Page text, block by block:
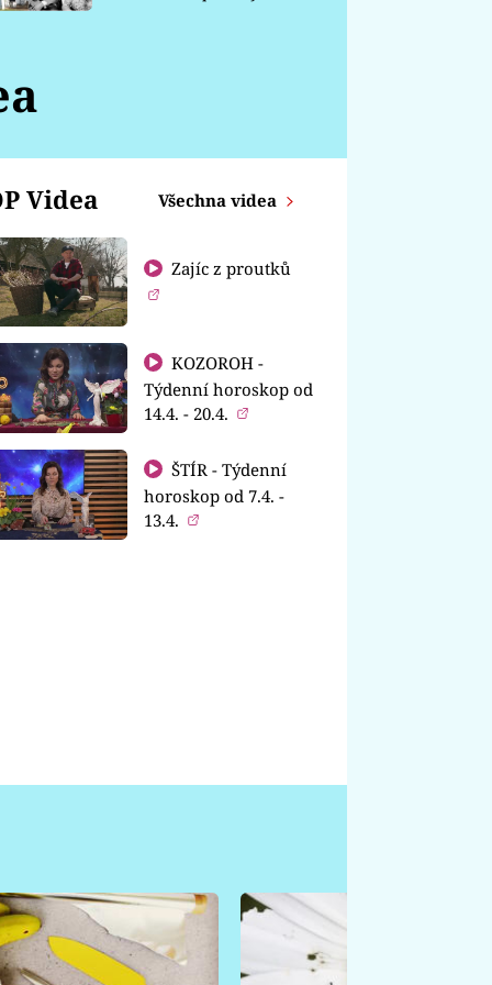
Videa Všechna videa
Zajíc z proutků
KOZOROH -
Týdenní horoskop od
14.4. - 20.4.
ŠTÍR - Týdenní
horoskop od 7.4. -
13.4.